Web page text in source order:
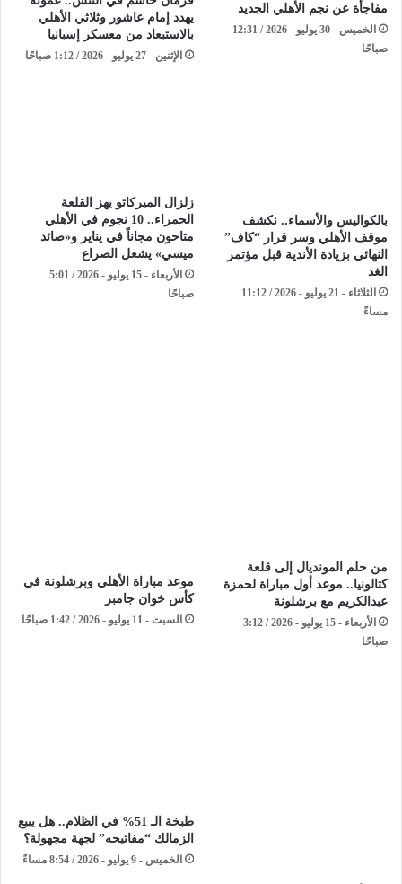
مفاجأة عن نجم الأهلي الجديد
الخميس - 30 يوليو - 2026 / 12:31
صباحًا
يهدد إمام عاشور وثلاثي الأهلي
بالاستبعاد من معسكر إسبانيا
الإثنين - 27 يوليو - 2026 / 1:12 صباحًا
بالكواليس والأسماء.. نكشف
موقف الأهلي وسر قرار “كاف”
النهائي بزيادة الأندية قبل مؤتمر
الغد
الثلاثاء - 21 يوليو - 2026 / 11:12
مساءً
زلزال الميركاتو يهز القلعة
الحمراء.. 10 نجوم في الأهلي
متاحون مجاناً في يناير و«صائد
ميسي» يشعل الصراع
الأربعاء - 15 يوليو - 2026 / 5:01
صباحًا
من حلم المونديال إلى قلعة
كتالونيا.. موعد أول مباراة لحمزة
عبدالكريم مع برشلونة
الأربعاء - 15 يوليو - 2026 / 3:12
صباحًا
موعد مباراة الأهلي وبرشلونة في
كأس خوان جامبر
السبت - 11 يوليو - 2026 / 1:42 صباحًا
طبخة الـ 51% في الظلام.. هل يبيع
الزمالك “مفاتيحه” لجهة مجهولة؟
الخميس - 9 يوليو - 2026 / 8:54 مساءً